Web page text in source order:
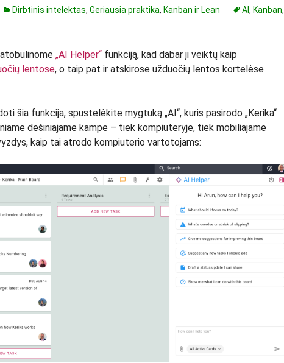
Dirbtinis intelektas, Geriausia praktika, Kanban ir Lean AI, Kanban,
„AI Helper“ funkciją, kad dabar ji veiktų kaip
lentose, o taip pat ir atskirose užduočių lentos kortelėse
šia funkcija, spustelėkite mygtuką „AI“, kuris pasirodo „Kerika“
dešiniajame kampe – tiek kompiuteryje, tiek mobiliajame
kaip tai atrodo kompiuterio vartotojams: